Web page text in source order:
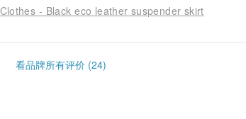
- Black eco leather suspender skirt
看品牌所有评价 (24)